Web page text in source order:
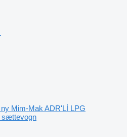
ny Mim-Mak ADR'Lİ LPG
sættevogn